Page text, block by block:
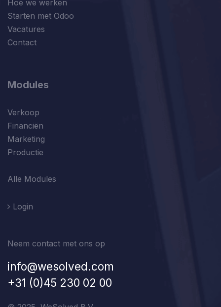
Hoe we werken
Starten met Odoo
Vacatures
Contact
Modules
Verkoop
Financiën
Marketing
Productie
Alle Modules
Login
Neem contact met ons op
info@wesolved.com
+31 (0)45 230 02 00